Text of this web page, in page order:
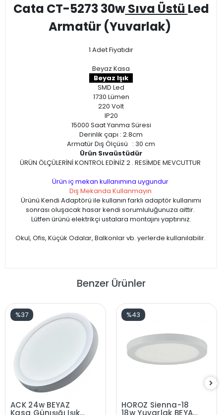
Cata CT-5273 30wSıva Üstü Led
Armatür (Yuvarlak)
1 Adet Fiyatıdır
Beyaz Kasa
Beyaz Işık
SMD Led
1730 Lümen
220 Volt
IP20
15000 Saat Yanma Süresi
Derinlik çapı : 2.8cm
Armatür Dış Ölçüsü : 30 cm
Ürün Sıvaüstüdür
ÜRÜN ÖLÇÜLERİNİ KONTROL EDİNİZ 2 . RESİMDE MEVCUTTUR
Ürün iç mekan kullanımına uygundur
Dış Mekanda Kullanmayın
Ürünü Kendi Adaptörü ile kullanın farklı adaptör kullanımı
sonrası oluşacak hasar kendi sorumluluğunuza aittir.
Lütfen ürünü elektrikçi ustalara montajını yaptırınız.
Okul, Ofis, Küçük Odalar, Balkonlar vb. yerlerde kullanılabilir.
Benzer Ürünler
%37
ACK 24w BEYAZ
%43
HOROZ Sienna-18